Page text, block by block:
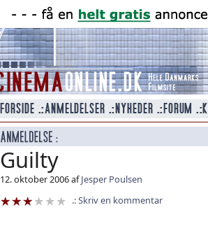
Guilty
12. oktober 2006 afJesper Poulsen
Skriv en kommentar